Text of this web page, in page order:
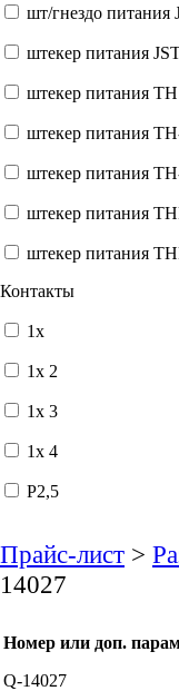
шт/гнездо питания
штекер питания
штекер питания TH
штекер питания
штекер питания
штекер питания
штекер питания
Контакты
1x
1x 2
1x 3
1x 4
P2,5
Прайс-лист >
14027
Номер или доп.
Q-14027